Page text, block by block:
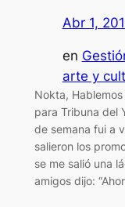
Abr 1,
en
arte y
Nokta,
para Tribuna del
de semana fui a
salieron los
se me salió una
amigos dijo: